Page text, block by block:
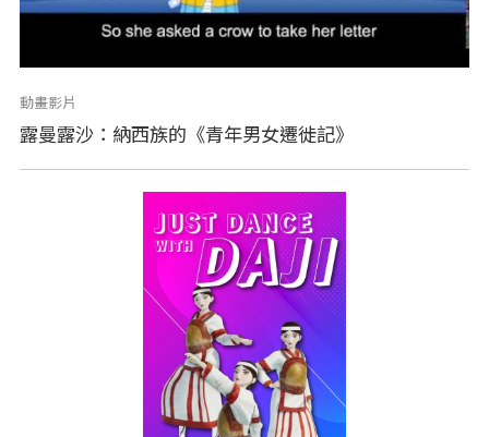
動畫影片
露曼露沙：納西族的《青年男女遷徙記》